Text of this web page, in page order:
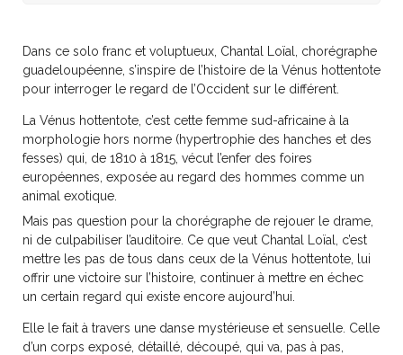
Dans ce solo franc et voluptueux, Chantal Loïal, chorégraphe
guadeloupéenne, s’inspire de l’histoire de la Vénus hottentote
pour interroger le regard de l’Occident sur le différent.
La Vénus hottentote, c’est cette femme sud-africaine à la
morphologie hors norme (hypertrophie des hanches et des
fesses) qui, de 1810 à 1815, vécut l’enfer des foires
européennes, exposée au regard des hommes comme un
animal exotique.
Mais pas question pour la chorégraphe de rejouer le drame,
ni de culpabiliser l’auditoire. Ce que veut Chantal Loïal, c’est
mettre les pas de tous dans ceux de la Vénus hottentote, lui
offrir une victoire sur l’histoire, continuer à mettre en échec
un certain regard qui existe encore aujourd’hui.
Elle le fait à travers une danse mystérieuse et sensuelle. Celle
d’un corps exposé, détaillé, découpé, qui va, pas à pas,